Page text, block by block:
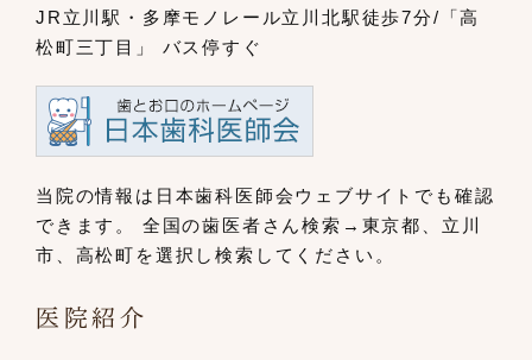
JR立川駅・多摩モノレール立川北駅徒歩7分/「高
松町三丁目」 バス停すぐ
当院の情報は日本歯科医師会ウェブサイト でも確認
できます。
全国の歯医者さん検索→東京都、立川
市、 高松町を選択し検索してください。
医院紹介